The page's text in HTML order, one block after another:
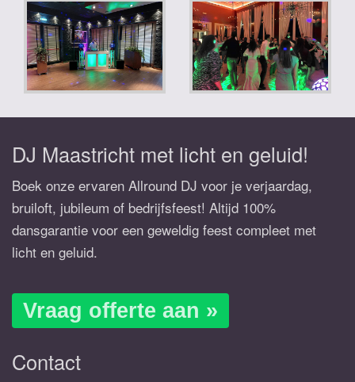
DJ Maastricht met licht en geluid!
Boek onze ervaren Allround DJ voor je verjaardag,
bruiloft, jubileum of bedrijfsfeest! Altijd 100%
dansgarantie voor een geweldig feest compleet met
licht en geluid.
Vraag offerte aan »
Contact